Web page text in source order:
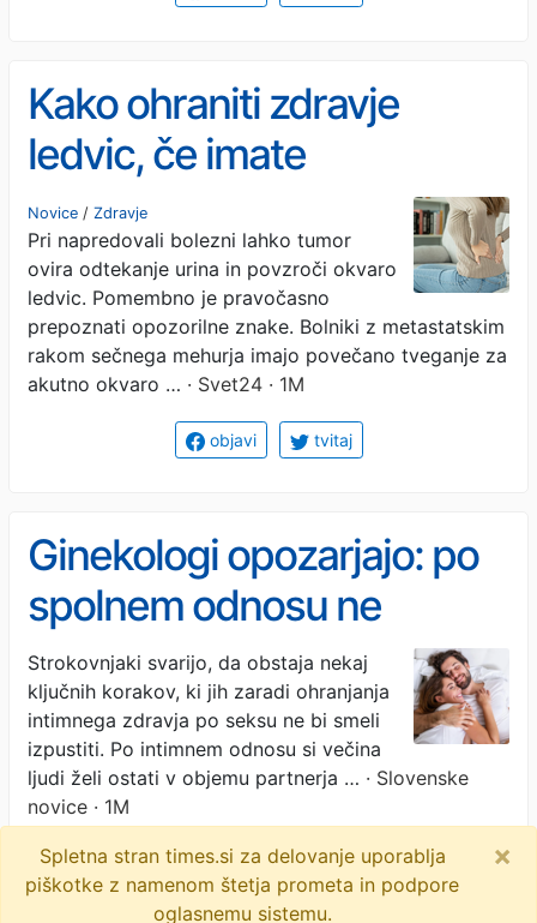
Kako ohraniti zdravje
ledvic, če imate
napredovalega raka
mehurja?
Novice / Zdravje
Pri napredovali bolezni lahko tumor
ovira odtekanje urina in povzroči okvaro
ledvic. Pomembno je pravočasno
prepoznati opozorilne znake. Bolniki z metastatskim
rakom sečnega mehurja imajo povečano tveganje za
akutno okvaro … · Svet24 · 1M
objavi tvitaj
Ginekologi opozarjajo: po
spolnem odnosu ne
počnite tega
Strokovnjaki svarijo, da obstaja nekaj
ključnih korakov, ki jih zaradi ohranjanja
intimnega zdravja po seksu ne bi smeli
izpustiti. Po intimnem odnosu si večina
ljudi želi ostati v objemu partnerja … · Slovenske
novice · 1M
seks odnosi spolnost zdravje
spolno prenosljive bolezni
Spletna stran times.si za delovanje uporablja
piškotke z namenom štetja prometa in podpore
oglasnemu sistemu.
×